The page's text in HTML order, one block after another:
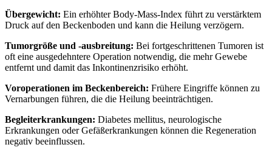
Übergewicht: Ein erhöhter Body-Mass-Index führt zu verstärktem
Druck auf den Beckenboden und kann die Heilung verzögern.
Tumorgröße und -ausbreitung: Bei fortgeschrittenen Tumoren ist
oft eine ausgedehntere Operation notwendig, die mehr Gewebe
entfernt und damit das Inkontinenzrisiko erhöht.
Voroperationen im Beckenbereich: Frühere Eingriffe können zu
Vernarbungen führen, die die Heilung beeinträchtigen.
Begleiterkrankungen: Diabetes mellitus, neurologische
Erkrankungen oder Gefäßerkrankungen können die Regeneration
negativ beeinflussen.